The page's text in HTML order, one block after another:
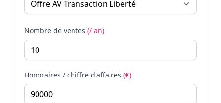
Nombre de ventes (/ an)
Honoraires / chiffre d'affaires (€)